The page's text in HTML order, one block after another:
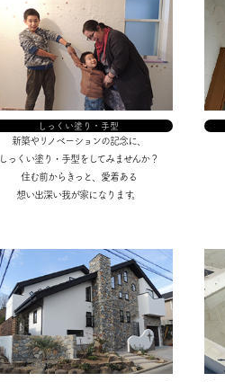
しっくい塗り・手型
新築やリノベーションの記念に、
しっくい塗り・手型をしてみませんか？
住む前からきっと、愛着ある
想い出深い我が家になります。